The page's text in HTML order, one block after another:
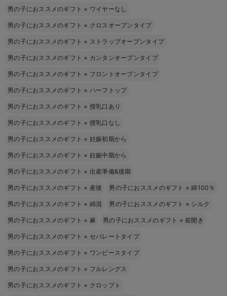
男の子におススメのギフト × ワイヤーなし
男の子におススメのギフト × クロスオープンタイプ
男の子におススメのギフト × ストラップオープンタイプ
男の子におススメのギフト × カンタンオープンタイプ
男の子におススメのギフト × フロントオープンタイプ
男の子におススメのギフト × ハーフトップ
男の子におススメのギフト × 授乳口あり
男の子におススメのギフト × 授乳口なし
男の子におススメのギフト × 妊娠初期から
男の子におススメのギフト × 妊娠中期から
男の子におススメのギフト × 出産準備&後期
男の子におススメのギフト × 産後 男の子におススメのギフト ×綿100％
男の子におススメのギフト × 綿混 男の子におススメのギフト × シルク
男の子におススメのギフト × 麻 男の子におススメのギフト ×前開き
男の子におススメのギフト × セパレートタイプ
男の子におススメのギフト × ワンピースタイプ
男の子におススメのギフト × フルレングス
男の子におススメのギフト × クロップト